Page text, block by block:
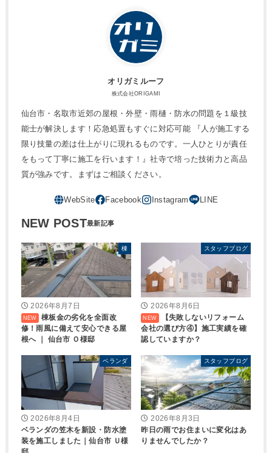
オリガミルーフ
株式会社ORIGAMI
仙台市・名取市近郊の屋根・外壁・雨樋・防水の問題を１級技
能士が解決します！応急処置もすぐに対応可能 『人が施工する
限り技量の差は仕上がりに現れるものです。一人ひとりが責任
をもって丁寧に施工を行います！』社寺で培った技術力と高品
質が強みです。まずはご相談ください。
NEW POST
棟
2026年8月7日
棟板金の劣化を全面改
修！雨風に備えて安心できる屋
根へ ｜ 仙台市 Ｏ様邸
スタッフブログ
2026年8月6日
【失敗しないリフォーム
会社の選び方④】施工実績を確
認していますか？
ベランダ
2026年8月4日
ベランダの笠木を新設・防水塗
装を施工しました｜仙台市 Ｕ様
スタッフブログ
2026年8月3日
昨日の雨でお住まいに変化はあ
りませんでしたか？